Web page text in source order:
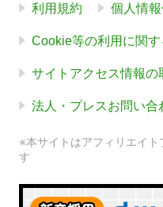
利用規約 個人情
Cookie等の利用に関
サイトアクセス情報の
法人・プレスお問い合
※本サイトはアフィリエイ
す